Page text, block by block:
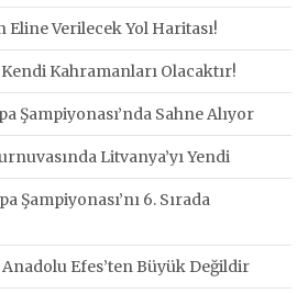
Eline Verilecek Yol Haritası!
Kahramanları Olacaktır!
Şampiyonası’nda Sahne Alıyor
Litvanya’yı Yendi
Şampiyonası’nı 6. Sırada
Efes’ten Büyük Değildir